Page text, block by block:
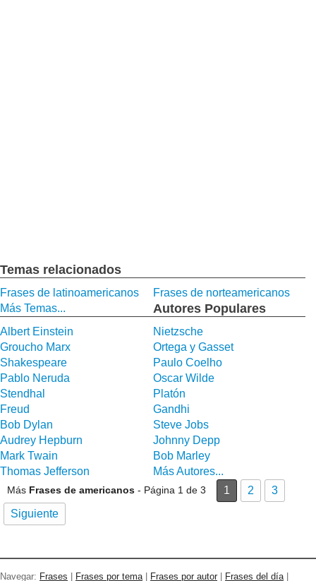
Temas relacionados
Frases de latinoamericanos
Frases de norteamericanos
Más Temas...
Autores Populares
Albert Einstein
Nietzsche
Groucho Marx
Ortega y Gasset
Shakespeare
Paulo Coelho
Pablo Neruda
Oscar Wilde
Stendhal
Platón
Freud
Gandhi
Bob Dylan
Steve Jobs
Audrey Hepburn
Johnny Depp
Mark Twain
Bob Marley
Thomas Jefferson
Más Autores...
Más Frases de americanos - Página 1 de 3 1 2
3
Siguiente
Navegar: Frases Frases por tema| Frases por autor Frases del día|